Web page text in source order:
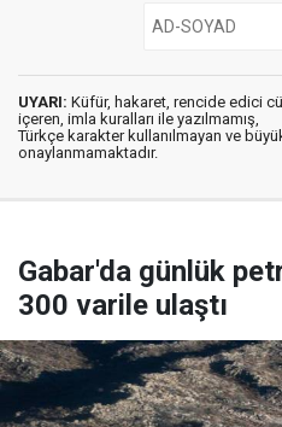
UYARI: Küfür, hakaret, rencide edici
içeren, imla kuralları ile yazılmamış,
Türkçe karakter kullanılmayan ve
onaylanmamaktadır.
Gabar'da günlük
300 varile ulaştı